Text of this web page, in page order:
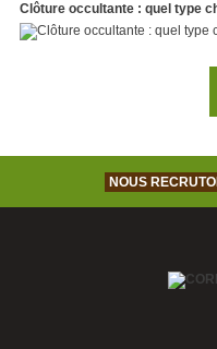
Clôture occultante : quel type
NOUS